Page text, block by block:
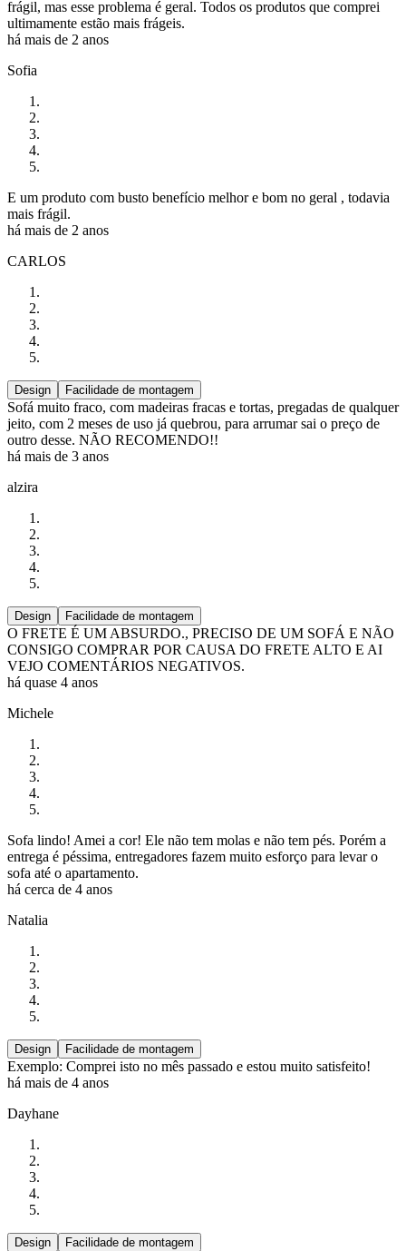
frágil, mas esse problema é geral. Todos os produtos que comprei
ultimamente estão mais frágeis.
há mais de 2 anos
Sofia
E um produto com busto benefício melhor e bom no geral , todavia
mais frágil.
há mais de 2 anos
CARLOS
Design Facilidade de montagem
Sofá muito fraco, com madeiras fracas e tortas, pregadas de qualquer
jeito, com 2 meses de uso já quebrou, para arrumar sai o preço de
outro desse. NÃO RECOMENDO!!
há mais de 3 anos
alzira
Design Facilidade de montagem
O FRETE É UM ABSURDO., PRECISO DE UM SOFÁ E NÃO
CONSIGO COMPRAR POR CAUSA DO FRETE ALTO E AI
VEJO COMENTÁRIOS NEGATIVOS.
há quase 4 anos
Michele
Sofa lindo! Amei a cor! Ele não tem molas e não tem pés. Porém a
entrega é péssima, entregadores fazem muito esforço para levar o
sofa até o apartamento.
há cerca de 4 anos
Natalia
Design Facilidade de montagem
Exemplo: Comprei isto no mês passado e estou muito satisfeito!
há mais de 4 anos
Dayhane
Design Facilidade de montagem